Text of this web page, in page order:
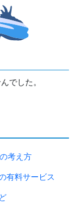
でした。
考え方
有料サービス